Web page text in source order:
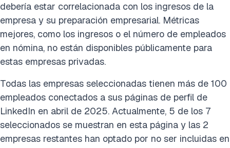
debería estar correlacionada con los ingresos de la
empresa y su preparación empresarial. Métricas
mejores, como los ingresos o el número de empleados
en nómina, no están disponibles públicamente para
estas empresas privadas.
Todas las empresas seleccionadas tienen más de 100
empleados conectados a sus páginas de perfil de
LinkedIn en abril de 2025. Actualmente, 5 de los 7
seleccionados se muestran en esta página y las 2
empresas restantes han optado por no ser incluidas en